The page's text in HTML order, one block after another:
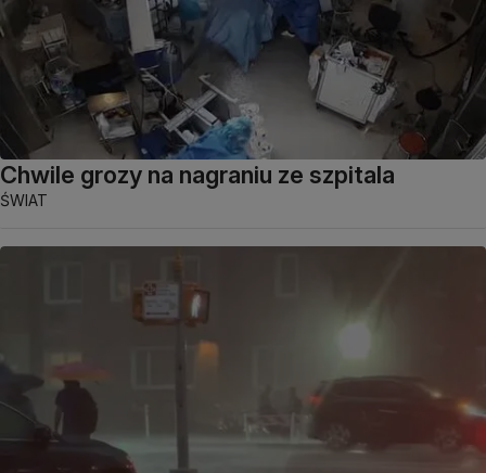
Chwile grozy na nagraniu ze szpitala
ŚWIAT